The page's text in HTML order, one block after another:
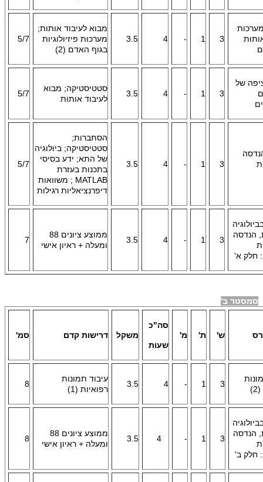
3
1
-
4
3.5
מבוא לעיבוד אותות;
מערכות פיזיולוגיות
בגוף האדם (2)
5/7
של
3
1
-
4
3.5
סטטיסטיקה; מבוא
לעיבוד אותות
5/7
3
1
-
4
3.5
הסתברות;
סטטיסטיקה; ביולוגיה
של התא; ידע בסיסי
בתכנות בעזרת
MATLAB ; משוואות
דיפרנציאליות רגילות
5/7
הנדסה
: חלק א'
3
1
-
4
3.5
ממוצע ציונים 88
ומעלה + ראיון אישי
7
סמסטר ב'
ש' ת' מ'
סה"כ
שעות
משקל דרישות קדם סמ'
3
1
-
4
3.5
עיבוד תמונות
רפואיות (1)
8
הנדסה
: חלק ב'
3
1
-
3.5
ממוצע ציונים 88
ומעלה + ראיון אישי
8